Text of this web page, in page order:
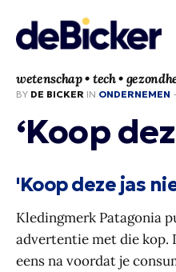
wetenschap • tech •
BY DE BICKER IN ONDERNEMEN
‘Koop
'Koop deze jas
Kledingmerk Patagonia
advertentie met die kop.
eens na voordat je